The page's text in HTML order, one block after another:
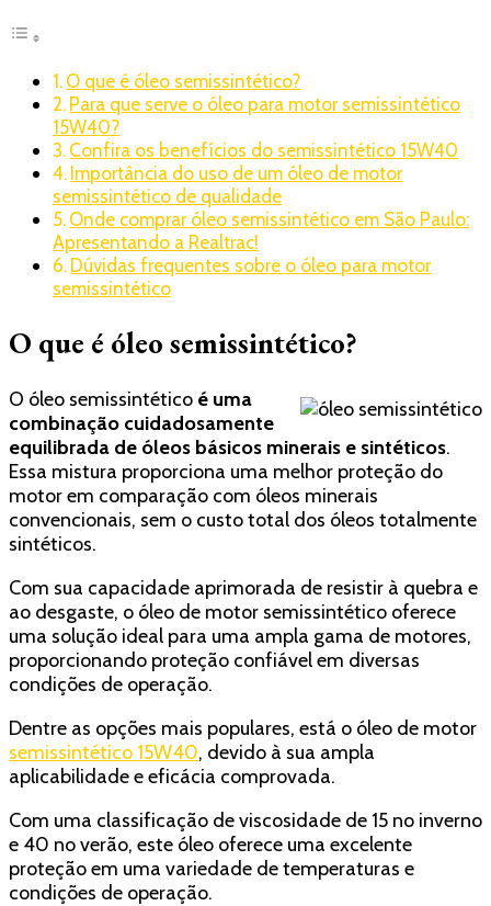
O que é óleo semissintético?
Para que serve o óleo para motor semissintético
15W40?
Confira os benefícios do semissintético 15W40
Importância do uso de um óleo de motor
semissintético de qualidade
Onde comprar óleo semissintético em São Paulo:
Apresentando a Realtrac!
Dúvidas frequentes sobre o óleo para motor
semissintético
O que é óleo semissintético?
O óleo semissintético é uma
combinação cuidadosamente
equilibrada de óleos básicos minerais e sintéticos.
Essa mistura proporciona uma melhor proteção do
motor em comparação com óleos minerais
convencionais, sem o custo total dos óleos totalmente
sintéticos.
Com sua capacidade aprimorada de resistir à quebra e
ao desgaste, o óleo de motor semissintético oferece
uma solução ideal para uma ampla gama de motores,
proporcionando proteção confiável em diversas
condições de operação.
Dentre as opções mais populares, está o óleo de motor
semissintético 15W40, devido à sua ampla
aplicabilidade e eficácia comprovada.
Com uma classificação de viscosidade de 15 no inverno
e 40 no verão, este óleo oferece uma excelente
proteção em uma variedade de temperaturas e
condições de operação.